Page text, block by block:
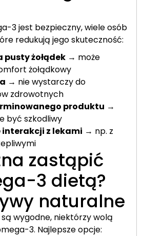
3 jest bezpieczny, wiele osób
redukują jego skuteczność:
pusty żołądek → może
żołądkowy
→ nie wystarczy do
zdrowotnych
produktu →
być szkodliwy
interakcji z lekami → np. z
zastąpić
3 dietą?
naturalne
wygodne, niektórzy wolą
3. Najlepsze opcje: